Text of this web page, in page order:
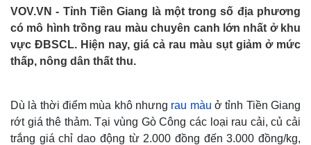
Chính trị
Đảng
Tổ chức nhân sự
Xã hội
Tin 24h
Việc làm
Biển đảo
VOV.VN - Tỉnh Tiền Giang là một trong số địa phương
có mô hình trồng rau màu chuyên canh lớn nhất ở khu
vực ĐBSCL. Hiện nay, giá cả rau màu sụt giảm ở mức
thấp, nông dân thất thu.
Dù là thời điểm mùa khô nhưng rau màu ở tỉnh Tiền Giang
rớt giá thê thảm. Tại vùng Gò Công các loại rau cải, củ cải
trắng giá chỉ dao động từ 2.000 đồng đến 3.000 đồng/kg,